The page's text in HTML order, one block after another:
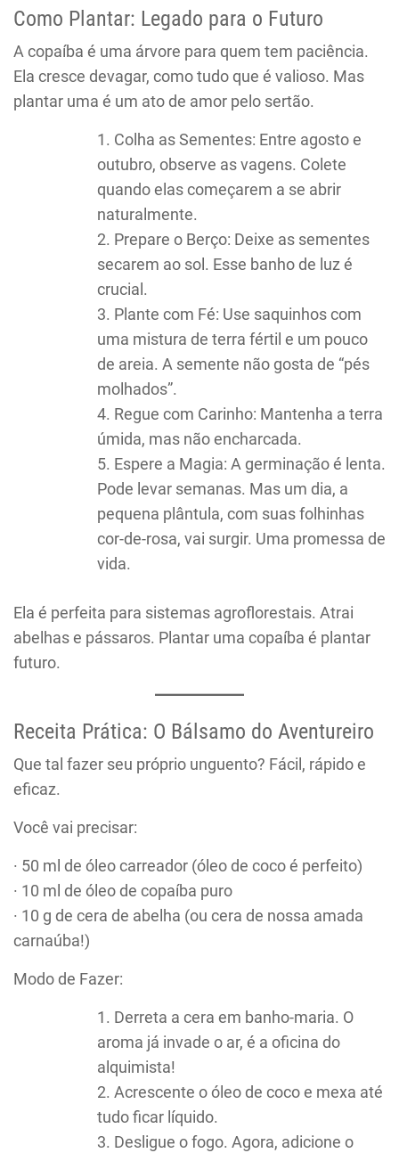
Como Plantar: Legado para o Futuro
A copaíba é uma árvore para quem tem paciência.
Ela cresce devagar, como tudo que é valioso. Mas
plantar uma é um ato de amor pelo sertão.
Colha as Sementes: Entre agosto e
outubro, observe as vagens. Colete
quando elas começarem a se abrir
naturalmente.
Prepare o Berço: Deixe as sementes
secarem ao sol. Esse banho de luz é
crucial.
Plante com Fé: Use saquinhos com
uma mistura de terra fértil e um pouco
de areia. A semente não gosta de “pés
molhados”.
Regue com Carinho: Mantenha a terra
úmida, mas não encharcada.
Espere a Magia: A germinação é lenta.
Pode levar semanas. Mas um dia, a
pequena plântula, com suas folhinhas
cor-de-rosa, vai surgir. Uma promessa de
vida.
Ela é perfeita para sistemas agroflorestais. Atrai
abelhas e pássaros. Plantar uma copaíba é plantar
futuro.
Receita Prática: O Bálsamo do Aventureiro
Que tal fazer seu próprio unguento? Fácil, rápido e
eficaz.
Você vai precisar:
· 50 ml de óleo carreador (óleo de coco é perfeito)
· 10 ml de óleo de copaíba puro
· 10 g de cera de abelha (ou cera de nossa amada
carnaúba!)
Modo de Fazer:
Derreta a cera em banho-maria. O
aroma já invade o ar, é a oficina do
alquimista!
Acrescente o óleo de coco e mexa até
tudo ficar líquido.
Desligue o fogo. Agora, adicione o